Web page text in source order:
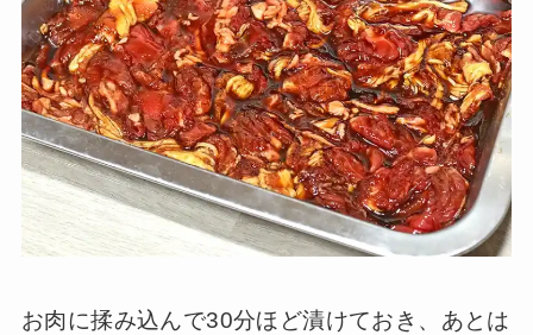
お肉に揉み込んで30分ほど漬けておき、あとは